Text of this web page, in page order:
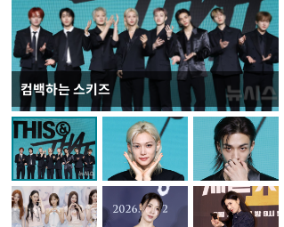
컴백하는 스키즈
이 대통령, 국가폭력 피해자에 위로·사과…"국가
가 책임지고 치유"